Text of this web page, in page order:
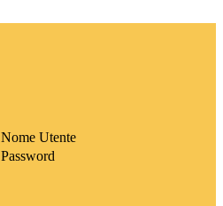
Nome Utente
Password